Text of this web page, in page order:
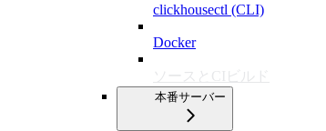
clickhousectl (CLI)
Docker
ソースとCIビルド
本番サーバー